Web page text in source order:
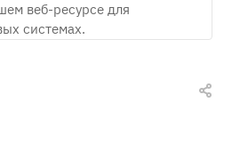
веб-ресурсе для
системах.